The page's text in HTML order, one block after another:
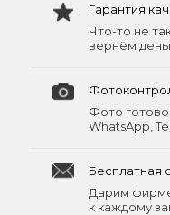
Гарантия
Что-то не
вернём
Фото
WhatsApp,
Бесплатная
Дарим
к каждому